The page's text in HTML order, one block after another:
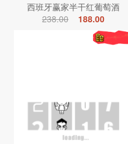
西班牙赢家半干红葡萄酒
238.00
188.00